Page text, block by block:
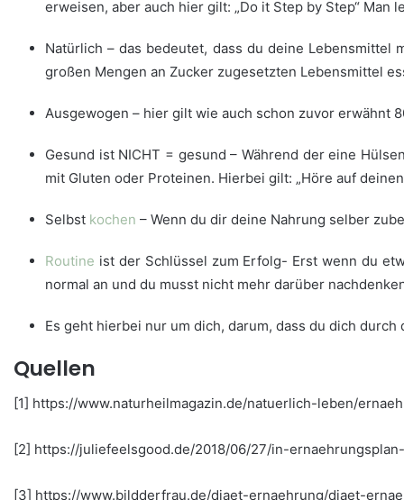
erweisen, aber auch hier gilt: „Do it Step by Step“
Natürlich – das bedeutet, dass du deine
großen Mengen an Zucker zugesetzten Lebensmittel
Ausgewogen – hier gilt wie auch schon zuvor erwähnt
Gesund ist NICHT = gesund – Während der eine
mit Gluten oder Proteinen. Hierbei gilt: „Höre auf
Selbst kochen – Wenn du dir deine Nahrung selber
Routine ist der Schlüssel zum Erfolg- Erst wenn du
normal an und du musst nicht mehr darüber
Es geht hierbei nur um dich, darum, dass du dich
Quellen
[1] https://www.naturheilmagazin.de/natuerlich-leben/
[2] https://juliefeelsgood.de/2018/06/27/in-
[3] https://www.bildderfrau.de/diaet-ernaehrung/diaet-